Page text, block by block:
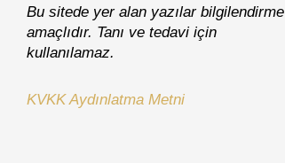
Bu sitede yer alan yazılar bilgilendirme
amaçlıdır. Tanı ve tedavi için
kullanılamaz.
KVKK Aydınlatma Metni